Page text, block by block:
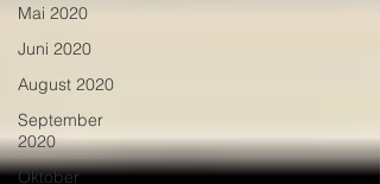
Mai 2020
Juni 2020
August 2020
September
2020
Oktober